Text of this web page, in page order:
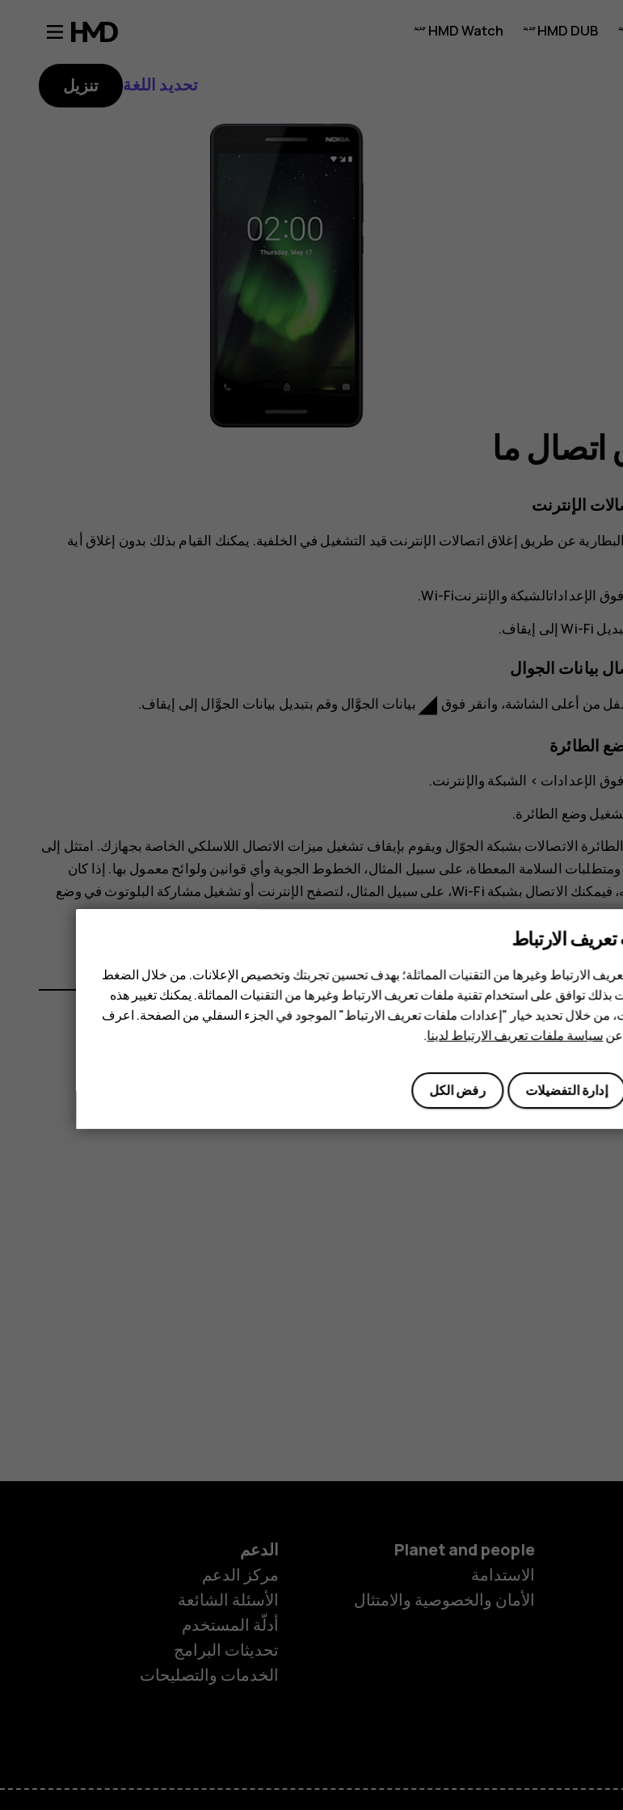
HMD DUB
HMD Watch
الهواتف الذكية
تحديد اللغة تنزيل
اتصال ما
الإنترنت
عن طريق إغلاق اتصالات الإنترنت قيد التشغيل في الخلفية. يمكنك القيام بذلك بدون إغلاق أية
فوق الإعداداتالشبكة والإنترنتWi-Fi‬
.
Wi-Fiإلى .
بيانات الجوال
من أعلى الشاشة، وانقر فوق network_cell بيانات الجوَّال وقم بتبديل بيانات الجوَّال إلى إيقاف.
الطائرة
فوق الإعدادات > الشبكة والإنترنت.
وضع الطائرة.
الاتصالات بشبكة الجوّال ويقوم بإيقاف تشغيل ميزات الاتصال اللاسلكي الخاصة بجهازك. امتثل إلى
السلامة المعطاة، على سبيل المثال، الخطوط الجوية وأي قوانين ولوائح معمول بها. إذا كان
مسموحًا به، فيمكنك الاتصال بشبكة Wi-Fi، على سبيل المثال، لتصفح الإنترنت أو تشغيل مشاركة البلوتوث في وضع
هذه المعلومات مفيدة؟
لا
Planet and people
الاستدامة
الأمان والخصوصية والامتثال
الدعم
مركز الدعم
الأسئلة الشائعة
أدلّة المستخدم
تحديثات البرامج
الخدمات والتصليحات
الارتباط
الارتباط وغيرها من التقنيات المماثلة؛ بهدف تحسين تجربتك وتخصيص الإعلانات. من خلال الضغط
توافق على استخدام تقنية ملفات تعريف الارتباط وغيرها من التقنيات المماثلة. يمكنك تغيير هذه
من خلال تحديد خيار "إعدادات ملفات تعريف الارتباط" الموجود في الجزء السفلي من الصفحة. اعرف
عنسياسة ملفات تعريف الارتباط لدينا.
رفض الكل إدارة التفضيلات